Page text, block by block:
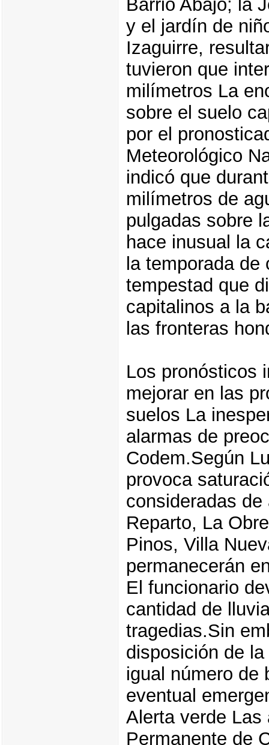
Barrio Abajo; la
y el jardín de
Izaguirre,
tuvieron que
milímetros La
sobre el suelo
por el
Meteorológico
indicó que
milímetros de
pulgadas sobre
hace inusual la
la temporada de
tempestad que
capitalinos a la
las fronteras
Los pronósticos
mejorar en las
suelos La
alarmas de
Codem.Según
provoca
consideradas
Reparto, La
Pinos, Villa
permanecerán
El funcionario
cantidad de
tragedias.Sin
disposición de
igual número de
eventual
Alerta verde Las
Permanente de